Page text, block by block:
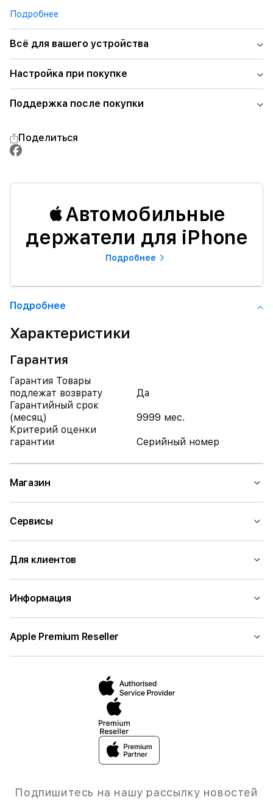
Подробнее
Всё для вашего устройства
Настройка при покупке
Поддержка после покупки
Поделиться
Автомобильные
держатели для iPhone
Подробнее
Подробнее
Характеристики
Гарантия
Гарантия Товары
подлежат возврату
Да
Гарантийный срок
(месяц)
9999 мес.
Критерий оценки
гарантии
Серийный номер
Магазин
Сервисы
Для клиентов
Информация
Apple Premium Reseller
Подпишитесь на нашу рассылку новостей